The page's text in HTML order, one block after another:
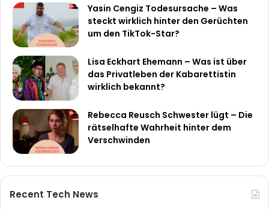
Yasin Cengiz Todesursache – Was
steckt wirklich hinter den Gerüchten
um den TikTok-Star?
Lisa Eckhart Ehemann – Was ist über
das Privatleben der Kabarettistin
wirklich bekannt?
Rebecca Reusch Schwester lügt – Die
rätselhafte Wahrheit hinter dem
Verschwinden
Recent Tech News